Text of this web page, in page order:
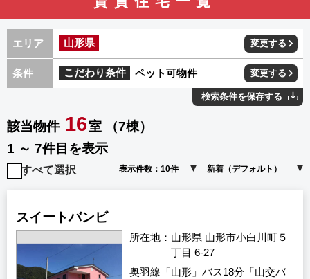
エリア 山形県 変更する
条件 こだわり条件 ペット可物件 変更する
検索条件を保存する
該当物件 16室 （7棟）
1 ～ 7件目を表示
すべて選択
スイートバンビ
所在地
山形県 山形市小白川町５
丁目 6-27
奥羽線「山形」バス18分「山交バ